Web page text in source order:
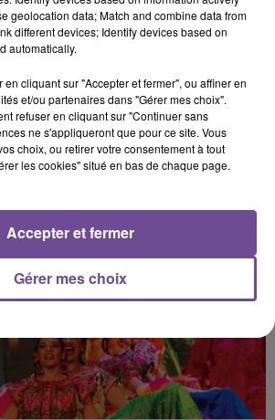
CHEZ VOUS
geolocation data; Match and combine data from
different devices; Identify devices based on
automatically.
en cliquant sur "Accepter et fermer", ou affiner en
et/ou partenaires dans "Gérer mes choix".
refuser en cliquant sur "Continuer sans
ne s'appliqueront que pour ce site. Vous
choix, ou retirer votre consentement à tout
les cookies" situé en bas de chaque page.
Gérer mes choix
Accepter et fermer